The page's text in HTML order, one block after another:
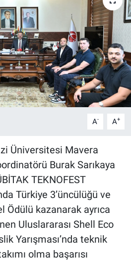
A- A+
Üniversitesi Mavera
Burak Sarıkaya
TEKNOFEST
Türkiye 3’üncülüğü ve
Ödülü kazanarak ayrıca
Uluslararası Shell Eco
Yarışması’nda teknik
olma başarısı